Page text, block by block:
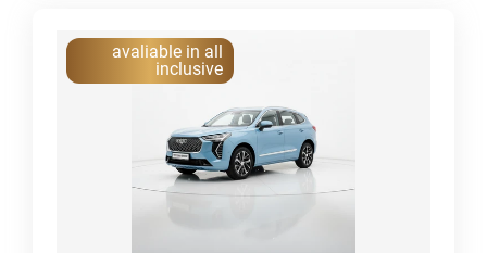
avaliable in all
inclusive